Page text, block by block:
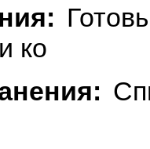
ко